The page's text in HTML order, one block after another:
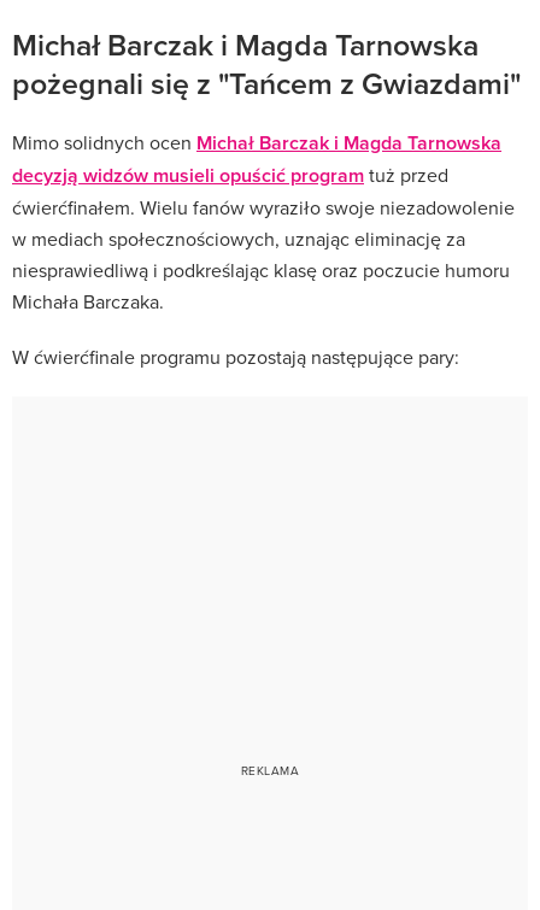
Michał Barczak i Magda Tarnowska
pożegnali się z "Tańcem z Gwiazdami"
Mimo solidnych ocen Michał Barczak i Magda Tarnowska
decyzją widzów musieli opuścić programtuż przed
ćwierćfinałem. Wielu fanów wyraziło swoje niezadowolenie
w mediach społecznościowych, uznając eliminację za
niesprawiedliwą i podkreślając klasę oraz poczucie humoru
Michała Barczaka. ​
W ćwierćfinale programu pozostają następujące pary:​